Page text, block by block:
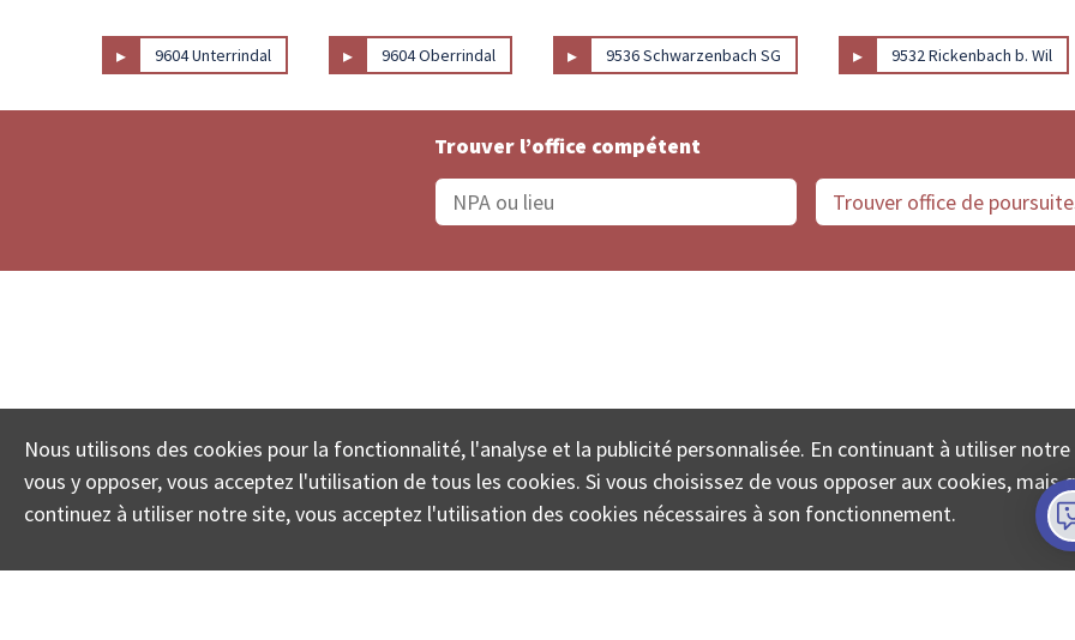
▸ 9604 Unterrindal ▸ 9604 Oberrindal ▸ 9536 Schwarzenbach SG ▸ 9532 Rickenbach b. Wil
Trouver l’office compétent
Nous utilisons des cookies pour la fonctionnalité, l'analyse et la publicité personnalisée. En continuant à utiliser
vous y opposer, vous acceptez l'utilisation de tous les cookies. Si vous choisissez de vous opposer aux cookies, mais
continuez à utiliser notre site, vous acceptez l'utilisation des cookies nécessaires à son fonctionnement.
© COLLECTA SA www.poursuites-plus.ch est un service de